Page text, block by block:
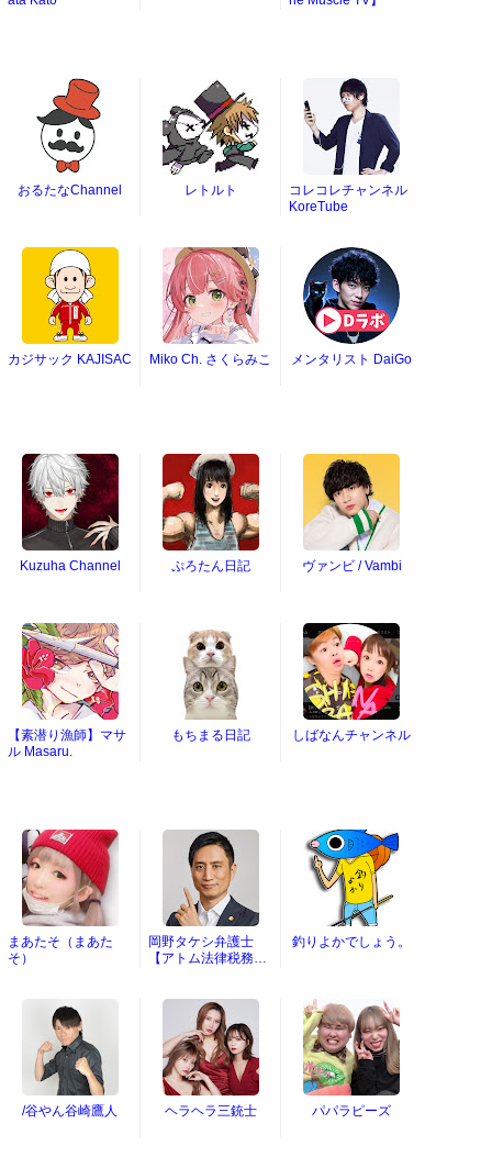
おるたなChannel レトルト
コレコレチャンネル
KoreTube
カジサック KAJISAC Miko Ch. さくらみこ メンタリスト DaiGo
Kuzuha Channel ぷろたん日記 ヴァンビ / Vambi
【素潜り漁師】マサ
ル Masaru.
もちまる日記 しばなんチャンネル
まあたそ（まあた
そ）
岡野タケシ弁護士
【アトム法律税務グ
釣りよかでしょう。
/谷やん谷崎鷹人 ヘラヘラ三銃士 パパラピーズ